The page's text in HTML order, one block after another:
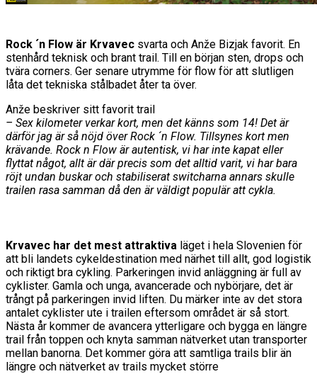
Rock ´n Flow är Krvavec svarta och Anže Bizjak favorit. En
stenhård teknisk och brant trail. Till en början sten, drops och
tvära corners. Ger senare utrymme för flow för att slutligen
låta det tekniska stålbadet åter ta över.
Anže beskriver sitt favorit trail
– Sex kilometer verkar kort, men det känns som 14! Det är
därför jag är så nöjd över Rock ´n Flow. Tillsynes kort men
krävande. Rock n Flow är autentisk, vi har inte kapat eller
flyttat något, allt är där precis som det alltid varit, vi har bara
röjt undan buskar och stabiliserat switcharna annars skulle
trailen rasa samman då den är väldigt populär att cykla.
Krvavec har det mest attraktiva läget i hela Slovenien för
att bli landets cykeldestination med närhet till allt, god logistik
och riktigt bra cykling. Parkeringen invid anläggning är full av
cyklister. Gamla och unga, avancerade och nybörjare, det är
trångt på parkeringen invid liften. Du märker inte av det stora
antalet cyklister ute i trailen eftersom området är så stort.
Nästa år kommer de avancera ytterligare och bygga en längre
trail från toppen och knyta samman nätverket utan transporter
mellan banorna. Det kommer göra att samtliga trails blir än
längre och nätverket av trails mycket större